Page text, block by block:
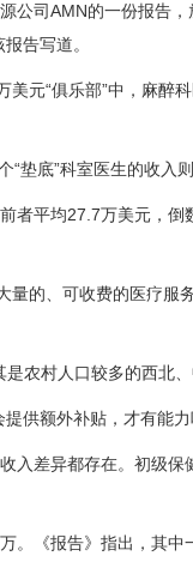
司AMN的一份报告
告写道。
“俱乐部”中，麻醉
底”科室医生的收入
平均27.7万美元，倒
、可收费的医疗服
村人口较多的西北
额外补贴，才有能力
差异都存在。初级保
报告》指出，其中